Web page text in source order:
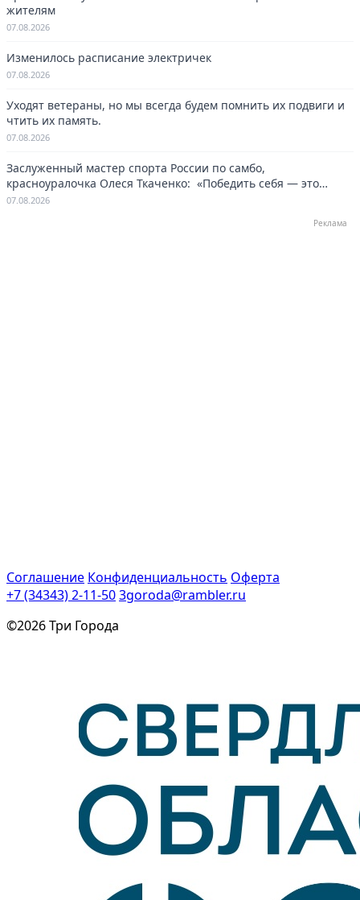
жителям
07.08.2026
Изменилось расписание электричек
07.08.2026
Уходят ветераны, но мы всегда будем помнить их подвиги и
чтить их память.
07.08.2026
Заслуженный мастер спорта России по самбо,
красноуралочка Олеся Ткаченко: «Победить себя — это
навсегда»
07.08.2026
Реклама
Соглашение Конфиденциальность Оферта
+7 (34343) 2-11-503goroda@rambler.ru
©2026 Три Города